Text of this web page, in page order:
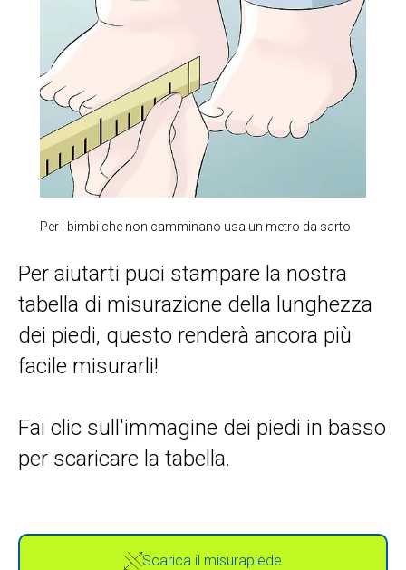
Per i bimbi che non camminano usa un metro da sarto
Per aiutarti puoi stampare la nostra
tabella di misurazione della lunghezza
dei piedi, questo renderà ancora più
facile misurarli!
Fai clic sull'immagine dei piedi in basso
per scaricare la tabella.
Scarica il misurapiede